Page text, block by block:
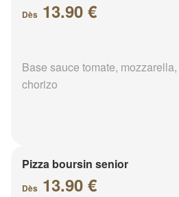
Dès 13.90 €
Base sauce tomate,
chorizo
Pizza boursin senior
Dès 13.90 €